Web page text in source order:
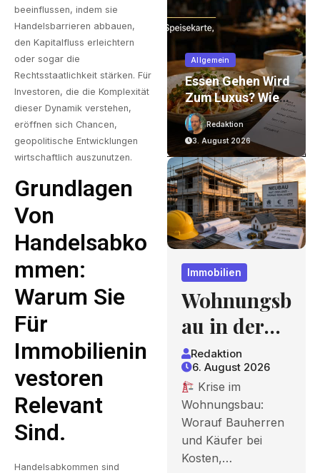
beeinflussen, indem sie
Handelsbarrieren abbauen,
den Kapitalfluss erleichtern
oder sogar die
Rechtsstaatlichkeit stärken. Für
Investoren, die die Komplexität
dieser Dynamik verstehen,
eröffnen sich Chancen,
geopolitische Entwicklungen
wirtschaftlich auszunutzen.
Grundlagen
Von
Handelsabko
Mmen:
Warum Sie
Für
Immobilienin
Vestoren
Relevant
Sind.
Handelsabkommen sind
Immobilien
Wohnungsbau In
Der Krise: Worauf
Bauherren Und
Käufer Bei
Kosten,
Finanzierung Und
Zeitplan Achten
Sollten
Redaktion
6. August 2026
Allgemein
Essen Gehen Wird
Zum Luxus? Wie
Gastronomiepreis
E Entstehen Und
Worauf Gäste
Achten Können
Redaktion
3. August 2026
Immobilien
Wohnungsb
au in der
Krise:
Worauf
Bauherren
und Käufer
bei Kosten,
Redaktion
6. August 2026
Krise im
Wohnungsbau:
Worauf Bauherren
und Käufer bei
Kosten,…